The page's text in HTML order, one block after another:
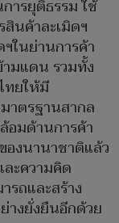
ารยุติธรรม ใช้
นค้าละเมิดฯ
ในย่านการค้า
มแดน รวมทั้ง
ยให้มี
าตรฐานสากล
อมด้านการค้า
องนานาชาติแล้ว
ะความคิด
รถและสร้าง
างยั่งยืนอีกด้วย